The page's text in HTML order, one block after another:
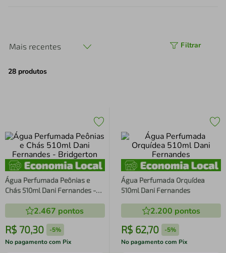
Mais recentes Filtrar
28 produtos
Água Perfumada Peônias e
Chás 510ml Dani Fernandes -
2.467 pontos
R$ 70,30 -5%
No pagamento com Pix
Água Perfumada Orquídea
510ml Dani Fernandes
2.200 pontos
R$ 62,70 -5%
No pagamento com Pix
perfume
4º air fryer